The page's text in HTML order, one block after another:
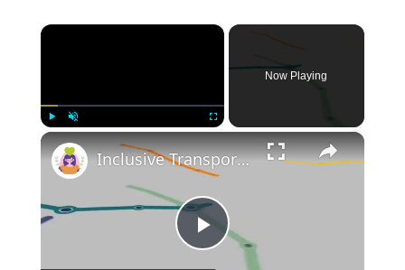
×
Now Playing
×
Play
Inclusive Transportation: Making Urban Transit Accessible for All